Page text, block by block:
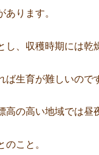
ります。
、収穫時期には乾
生育が難しいので
の高い地域では昼
こと。